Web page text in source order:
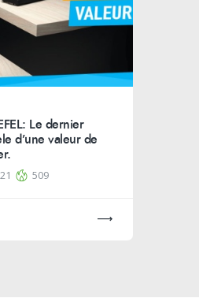
Le dernier
d’une valeur de
509